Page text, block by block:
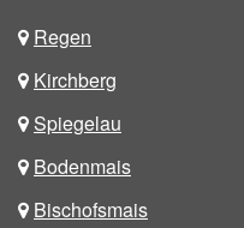
Regen
Kirchberg
Spiegelau
Bodenmais
Bischofsmais